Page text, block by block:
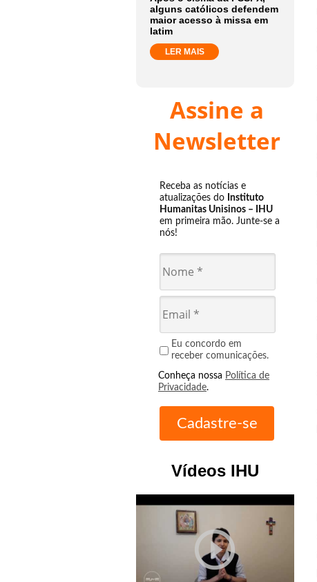
alguns católicos defendem
maior acesso à missa em
latim
LER MAIS
Assine a
Newsletter
Receba as notícias e
atualizações do Instituto
Humanitas Unisinos – IHU
em primeira mão. Junte-se a
nós!
Eu concordo em
receber comunicações.
Conheça nossa Política de
Privacidade.
Vídeos IHU
play_circle_outline